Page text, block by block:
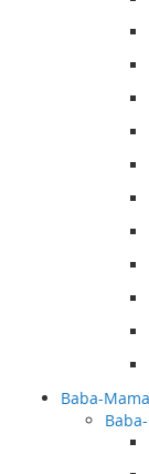
Baba-